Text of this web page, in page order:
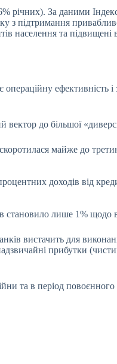
річних). За даними
з підтримання
населення та
ефективність
до більшої
майже до
доходів від
становило лише 1% щодо
вистачить для
прибутки
та в період повоєнного